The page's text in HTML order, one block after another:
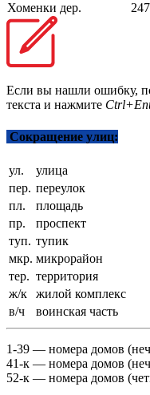
Хоменки дер.
Если вы нашли ошибку,
текста и нажмите
Сокращение улиц:
ул.
улица
пер. переулок
пл.
площадь
пр.
проспект
туп. тупик
мкр. микрорайон
тер. территория
ж/к
жилой комплекс
в/ч
воинская часть
1-39 — номера домов
41-к — номера домов
52-к — номера домов